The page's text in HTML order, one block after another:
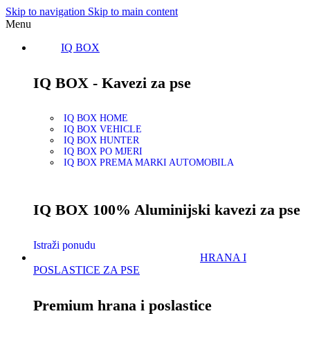
Skip to navigation Skip to main content
Menu
IQ BOX
IQ BOX - Kavezi za pse
IQ BOX HOME
IQ BOX VEHICLE
IQ BOX HUNTER
IQ BOX PO MJERI
IQ BOX PREMA MARKI AUTOMOBILA
IQ BOX 100% Aluminijski kavezi za pse
Istraži ponudu
HRANA I
POSLASTICE ZA PSE
Premium hrana i poslastice